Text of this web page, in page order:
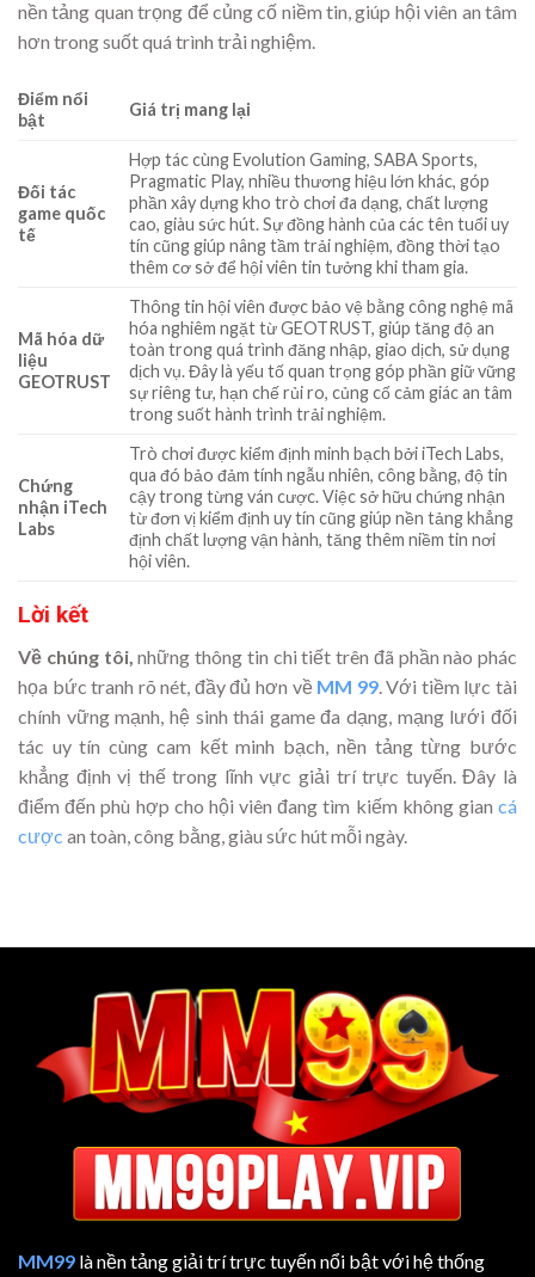
nền tảng quan trọng để củng cố niềm tin, giúp hội viên an tâm
hơn trong suốt quá trình trải nghiệm.
Điểm nổi
bật
Giá trị mang lại
Đối tác
game quốc
tế
Hợp tác cùng Evolution Gaming, SABA Sports,
Pragmatic Play, nhiều thương hiệu lớn khác, góp
phần xây dựng kho trò chơi đa dạng, chất lượng
cao, giàu sức hút. Sự đồng hành của các tên tuổi uy
tín cũng giúp nâng tầm trải nghiệm, đồng thời tạo
thêm cơ sở để hội viên tin tưởng khi tham gia.
Mã hóa dữ
liệu
GEOTRUST
Thông tin hội viên được bảo vệ bằng công nghệ mã
hóa nghiêm ngặt từ GEOTRUST, giúp tăng độ an
toàn trong quá trình đăng nhập, giao dịch, sử dụng
dịch vụ. Đây là yếu tố quan trọng góp phần giữ vững
sự riêng tư, hạn chế rủi ro, củng cố cảm giác an tâm
trong suốt hành trình trải nghiệm.
Chứng
nhận iTech
Labs
Trò chơi được kiểm định minh bạch bởi iTech Labs,
qua đó bảo đảm tính ngẫu nhiên, công bằng, độ tin
cậy trong từng ván cược. Việc sở hữu chứng nhận
từ đơn vị kiểm định uy tín cũng giúp nền tảng khẳng
định chất lượng vận hành, tăng thêm niềm tin nơi
hội viên.
Lời kết
Về chúng tôi,những thông tin chi tiết trên đã phần nào phác
họa bức tranh rõ nét, đầy đủ hơn về MM 99. Với tiềm lực tài
chính vững mạnh, hệ sinh thái game đa dạng, mạng lưới đối
tác uy tín cùng cam kết minh bạch, nền tảng từng bước
khẳng định vị thế trong lĩnh vực giải trí trực tuyến. Đây là
điểm đến phù hợp cho hội viên đang tìm kiếm không gian cá
cược an toàn, công bằng, giàu sức hút mỗi ngày.
MM99 là nền tảng giải trí trực tuyến nổi bật với hệ thống